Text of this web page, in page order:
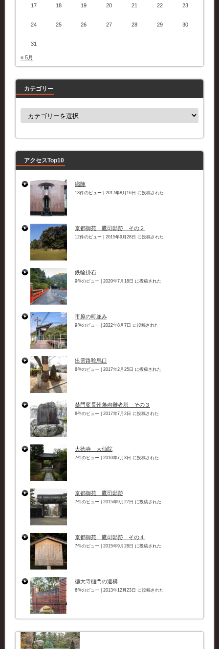
17 18 19 20 21 22 23
24 25 26 27 28 29 30
31
« 5月
カテゴリー
カ
ー
アクセスTop10
織陣
13件のビュー 2017年8月16日 に投稿された
京都御苑 鷹司邸跡 その２
12件のビュー 2015年9月28日 に投稿された
鉄輪掛石
9件のビュー 2020年7月18日 に投稿された
市原の町並み
9件のビュー 2022年8月7日 に投稿された
出雲路鞍馬口
8件のビュー 2017年2月25日 に投稿された
禁門変長州藩殉難者塔 その３
8件のビュー 2017年7月2日 に投稿された
大徳寺 大仙院
7件のビュー 2010年7月3日 に投稿された
京都御苑 鷹司邸跡
7件のビュー 2015年9月27日 に投稿された
京都御苑 鷹司邸跡 その４
7件のビュー 2015年9月28日 に投稿された
徳大寺樋門の遺構
6件のビュー 2013年12月23日 に投稿された